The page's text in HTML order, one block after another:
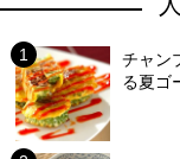
チャン
る夏ゴ